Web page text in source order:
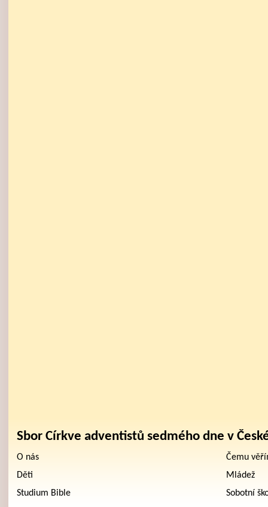
Sbor Církve adventistů sedmého dne v
O nás
Čemu
Děti
Mládež
Studium Bible
Sobotní